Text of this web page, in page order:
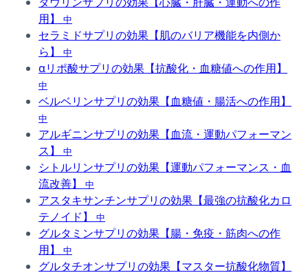
用】
中
セラミドサプリの効果【肌のバリア機能を内側か
ら】
中
αリポ酸サプリの効果【抗酸化・血糖値への作用】
中
ベルベリンサプリの効果【血糖値・腸活への作用】
中
アルギニンサプリの効果【血流・運動パフォーマン
ス】
中
シトルリンサプリの効果【運動パフォーマンス・血
流改善】
中
アスタキサンチンサプリの効果【最強の抗酸化カロ
テノイド】
中
グルタミンサプリの効果【腸・免疫・筋肉への作
用】
中
グルタチオンサプリの効果【マスター抗酸化物質】